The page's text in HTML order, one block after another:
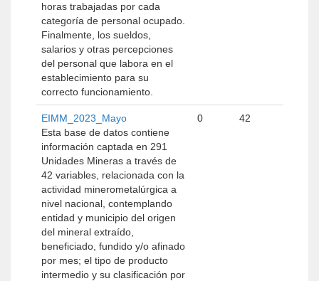
horas trabajadas por cada
categoría de personal ocupado.
Finalmente, los sueldos,
salarios y otras percepciones
del personal que labora en el
establecimiento para su
correcto funcionamiento.
EIMM_2023_Mayo
Esta base de datos contiene
información captada en 291
Unidades Mineras a través de
42 variables, relacionada con la
actividad minerometalúrgica a
nivel nacional, contemplando
entidad y municipio del origen
del mineral extraído,
beneficiado, fundido y/o afinado
por mes; el tipo de producto
intermedio y su clasificación por
0 42